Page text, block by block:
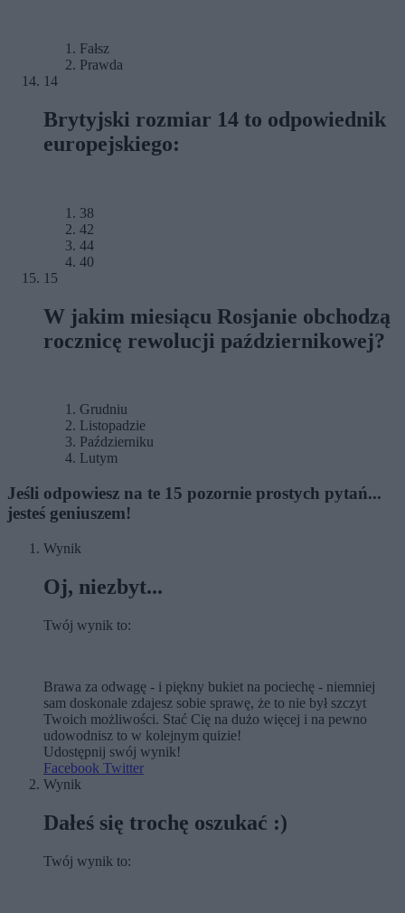
Fałsz
Prawda
14
Brytyjski rozmiar 14 to odpowiednik
europejskiego:
38
42
44
40
15
W jakim miesiącu Rosjanie obchodzą
rocznicę rewolucji październikowej?
Grudniu
Listopadzie
Październiku
Lutym
Jeśli odpowiesz na te 15 pozornie prostych pytań...
jesteś geniuszem!
Wynik
Oj, niezbyt...
Twój wynik to:
Brawa za odwagę - i piękny bukiet na pociechę - niemniej
sam doskonale zdajesz sobie sprawę, że to nie był szczyt
Twoich możliwości. Stać Cię na dużo więcej i na pewno
udowodnisz to w kolejnym quizie!
Udostępnij swój wynik!
Facebook Twitter
Wynik
Dałeś się trochę oszukać :)
Twój wynik to: